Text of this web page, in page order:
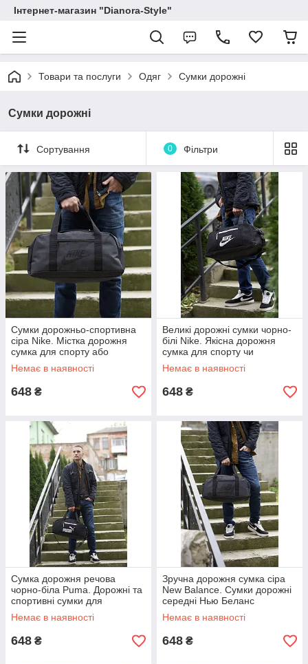
Інтернет-магазин "Dianora-Style"
Товари та послуги Одяг Сумки дорожні
Сумки дорожні
Сортування 0 Фільтри
Сумки дорожньо-спортивна
сіра Nike. Містка дорожня
сумка для спорту або
подорожей Найк
Немає в наявності
648 ₴
Великі дорожні сумки чорно-
білі Nike. Якісна дорожня
сумка для спорту чи
подорожей Найк
Немає в наявності
648 ₴
Сумка дорожня речова
чорно-біла Puma. Дорожні та
спортивні сумки для
подорожей Пума
Немає в наявності
648 ₴
Зручна дорожня сумка сіра
New Balance. Сумки дорожні
середні Нью Беланс
Немає в наявності
648 ₴